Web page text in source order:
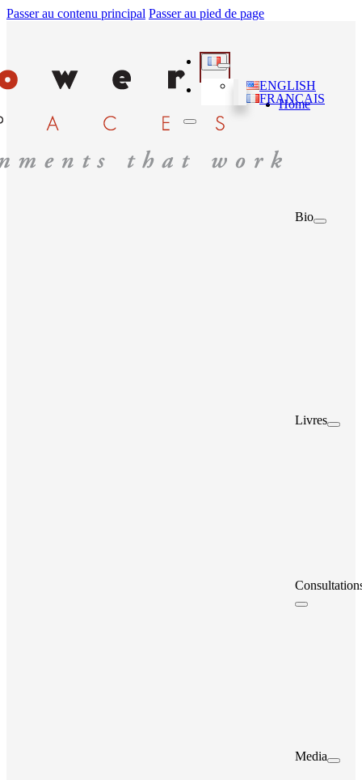
Passer au contenu principal Passer au pied de page
Home
Bio
Livres
Media
ENGLISH
FRANÇAIS